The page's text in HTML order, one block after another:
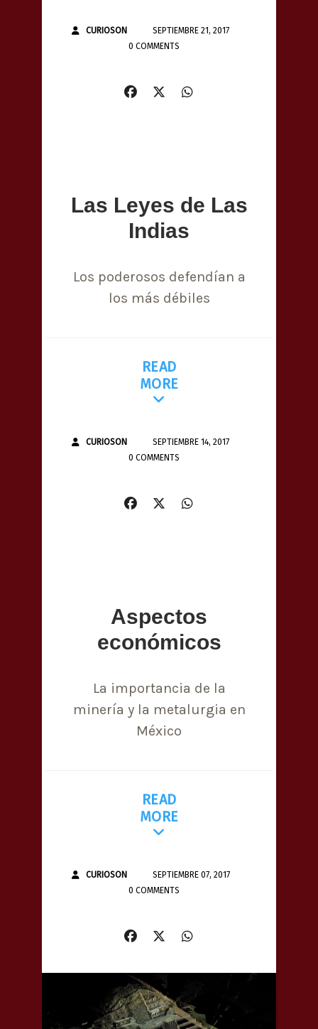
CURIOSON
SEPTIEMBRE 21, 2017
0 COMMENTS
Las Leyes de Las
Indias
Los poderosos defendían a
los más débiles
READ
MORE
CURIOSON
SEPTIEMBRE 14, 2017
0 COMMENTS
Aspectos
económicos
La importancia de la
minería y la metalurgia en
México
READ
MORE
CURIOSON
SEPTIEMBRE 07, 2017
0 COMMENTS